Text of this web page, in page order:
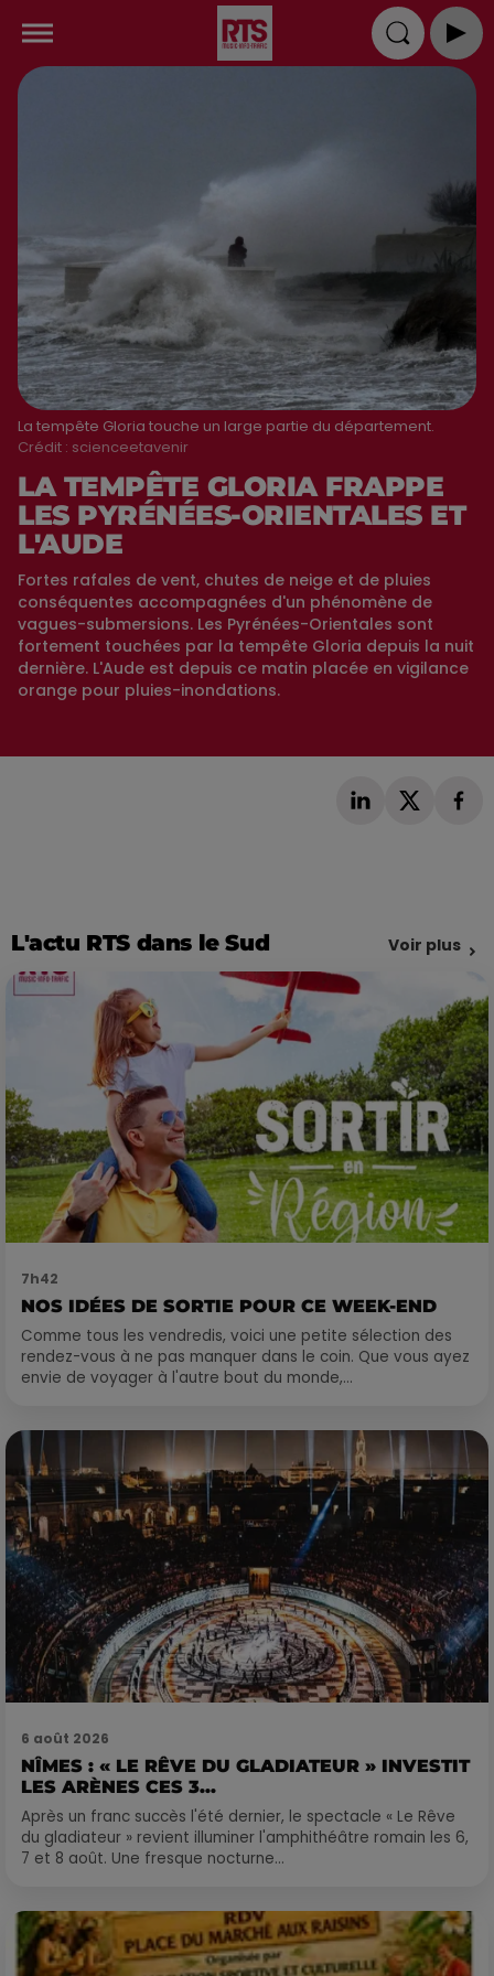
La tempête Gloria touche un large partie du département.
Crédit : scienceetavenir
LA TEMPÊTE GLORIA FRAPPE
LES PYRÉNÉES-ORIENTALES ET
L'AUDE
Fortes rafales de vent, chutes de neige et de pluies
conséquentes accompagnées d'un phénomène de
vagues-submersions. Les Pyrénées-Orientales sont
fortement touchées par la tempête Gloria depuis la nuit
dernière. L'Aude est depuis ce matin placée en vigilance
orange pour pluies-inondations.
L'actu RTS dans le Sud Voir plus
7h42
NOS IDÉES DE SORTIE POUR CE WEEK-END
Comme tous les vendredis, voici une petite sélection des
rendez-vous à ne pas manquer dans le coin. Que vous ayez
envie de voyager à l'autre bout du monde,...
6 août 2026
NÎMES : « LE RÊVE DU GLADIATEUR » INVESTIT
LES ARÈNES CES 3...
Après un franc succès l'été dernier, le spectacle « Le Rêve
du gladiateur » revient illuminer l'amphithéâtre romain les 6,
7 et 8 août. Une fresque nocturne...